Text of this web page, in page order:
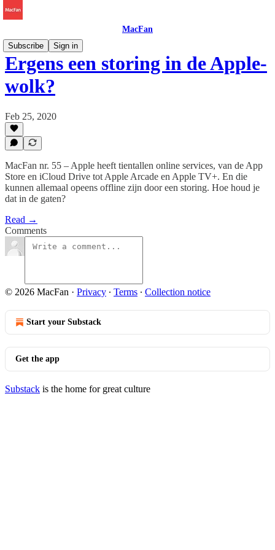
MacFan
Subscribe
Sign in
Ergens een storing in de Apple-
wolk?
Feb 25, 2020
MacFan nr. 55 – Apple heeft tientallen online services, van de App
Store en iCloud Drive tot Apple Arcade en Apple TV+. En die
kunnen allemaal opeens offline zijn door een storing. Hoe houd je
dat in de gaten?
Read →
Comments
© 2026 MacFan · Privacy ∙ Terms ∙ Collection notice
Start your Substack
Get the app
Substack is the home for great culture